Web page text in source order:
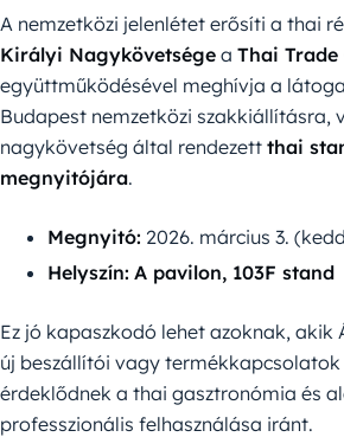
A nemzetközi jelenlétet erősíti a thai
Királyi Nagykövetsége a Thai Trade
együttműködésével meghívja a
Budapest nemzetközi szakkiállításra,
nagykövetség által rendezett thai
megnyitójára.
Megnyitó: 2026. március 3.
Helyszín: A pavilon, 103F stand
Ez jó kapaszkodó lehet azoknak, akik
új beszállítói vagy
érdeklődnek a thai gasztronómia és
professzionális felhasználása iránt.